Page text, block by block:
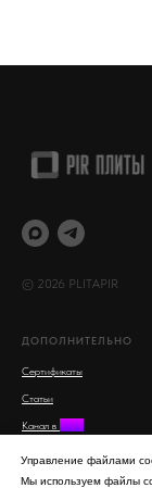
© 2026 PLITAPIR
ДОПОЛНИТЕЛЬНО
Сертификаты
Статьи
Канал в MAX
Управление файлами
Мы используем файлы